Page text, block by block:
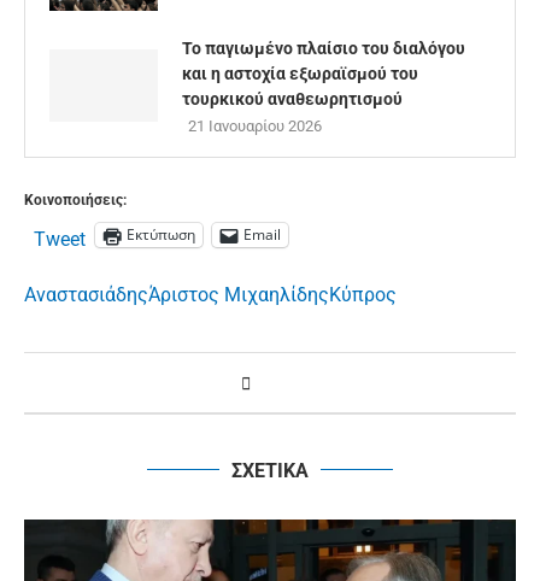
Το παγιωμένο πλαίσιο του διαλόγου
και η αστοχία εξωραϊσμού του
τουρκικού αναθεωρητισμού
21 Ιανουαρίου 2026
Κοινοποιήσεις:
Tweet Εκτύπωση Email
ΑναστασιάδηςΆριστος ΜιχαηλίδηςΚύπρος
ΣΧΕΤΙΚΑ